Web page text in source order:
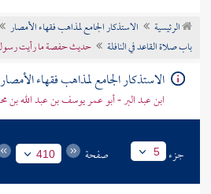
تراجم الأعلام
الرئيسية الاستذكار الجامع لمذاهب فقهاء الأمصار
باب صلاة القاعد في النافلة
حديث حفصة ما رأيت رسول
الاستذكار الجامع لمذاهب فقهاء الأمصار
ابن عبد البر - أبو عمر يوسف بن عبد الله بن
جزء 5 صفحة 410